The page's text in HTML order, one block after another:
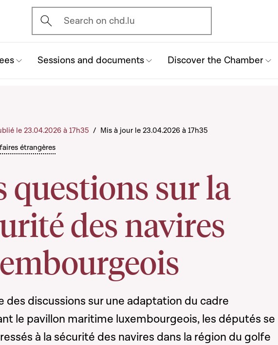
Ouvrir l'écran de recherche
Search on chd.lu
Sessions and documents Discover the Chamber
étrangères
questions sur la
des navires
le 23.04.2026 à 17h35 / Mis à jour le 23.04.2026 à 17h35
des discussions sur une adaptation du cadre
le pavillon maritime luxembourgeois, les députés se
à la sécurité des navires dans la région du golfe